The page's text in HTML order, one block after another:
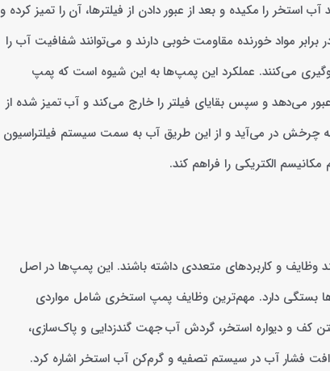
را مکیده و بعد از عبور دادن از فیلترها، آن را تمیز کرده و
مواد خورنده مقاومت خوبی دارند و می‌توانند شفافیت آب را
می‌کنند. عملکرد این پمپ‌ها به این شیوه است که پمپ
می‌دهد و سپس بقایای فیلتر را خارج می‌کند و آب تمیز شده از
چرخش در می‌آید و از این طریق آب به سمت سیستم فیلتراسیون
الکتریکی را فراهم کند.
و کاربردهای متعددی داشته باشند. این پمپ‌ها در اصل
بستگی دارد. مهم‌ترین وظایف پمپ استخری شامل مواردی
کف و دیواره استخر، گردش آب جهت گندزدایی و پاک‌سازی،
فشار آب در سیستم تصفیه و گرم‌کن آب استخر اشاره کرد.